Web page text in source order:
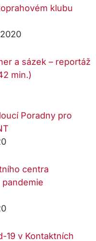
klubu
a sázek – reportáž
min.)
Poradny pro
centra
pandemie
19 v Kontaktních